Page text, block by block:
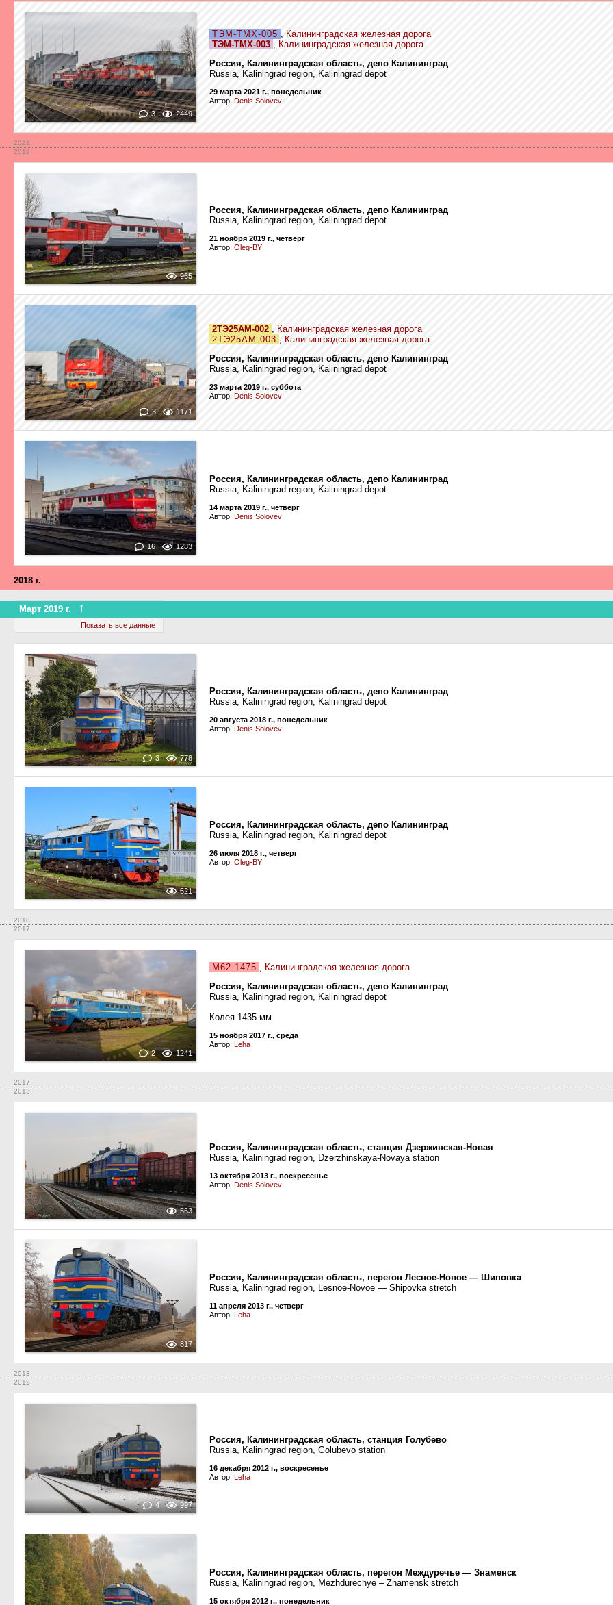
3 2449
ТЭМ-ТМХ-005 , Калининградская железная дорога
ТЭМ-ТМХ-003 , Калининградская железная дорога
Россия, Калининградская область, депо Калининград
Russia, Kaliningrad region, Kaliningrad depot
29 марта 2021 г., понедельник
Автор: Denis Solovev
2021
2019
965
Россия, Калининградская область, депо Калининград
Russia, Kaliningrad region, Kaliningrad depot
21 ноября 2019 г., четверг
Автор: Oleg-BY
3 1171
2ТЭ25АМ-002 , Калининградская железная дорога
2ТЭ25АМ-003 , Калининградская железная дорога
Россия, Калининградская область, депо Калининград
Russia, Kaliningrad region, Kaliningrad depot
23 марта 2019 г., суббота
Автор: Denis Solovev
16 1283
Россия, Калининградская область, депо Калининград
Russia, Kaliningrad region, Kaliningrad depot
14 марта 2019 г., четверг
Автор: Denis Solovev
2018 г.
Март 2019 г. ↑
Показать все данные
3 778
Россия, Калининградская область, депо Калининград
Russia, Kaliningrad region, Kaliningrad depot
20 августа 2018 г., понедельник
Автор: Denis Solovev
621
Россия, Калининградская область, депо Калининград
Russia, Kaliningrad region, Kaliningrad depot
26 июля 2018 г., четверг
Автор: Oleg-BY
2018
2017
2 1241
М62-1475 , Калининградская железная дорога
Россия, Калининградская область, депо Калининград
Russia, Kaliningrad region, Kaliningrad depot
Колея 1435 мм
15 ноября 2017 г., среда
Автор: Leha
2017
2013
563
Россия, Калининградская область, станция Дзержинская-Новая
Russia, Kaliningrad region, Dzerzhinskaya-Novaya station
13 октября 2013 г., воскресенье
Автор: Denis Solovev
817
Россия, Калининградская область, перегон Лесное-Новое — Шиповка
Russia, Kaliningrad region, Lesnoe-Novoe — Shipovka stretch
11 апреля 2013 г., четверг
Автор: Leha
2013
2012
4 997
Россия, Калининградская область, станция Голубево
Russia, Kaliningrad region, Golubevo station
16 декабря 2012 г., воскресенье
Автор: Leha
Россия, Калининградская область, перегон Междуречье — Знаменск
Russia, Kaliningrad region, Mezhdurechye – Znamensk stretch
15 октября 2012 г., понедельник